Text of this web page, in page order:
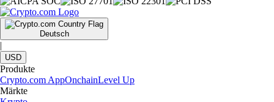
Deutsch
|
USD
Produkte
Crypto.com AppOnchainLevel Up
Märkte